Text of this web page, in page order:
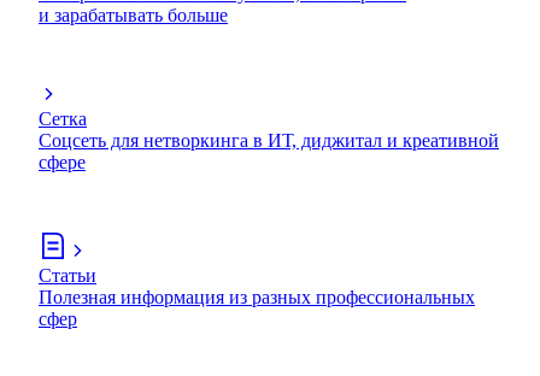
и зарабатывать больше
Сетка
Соцсеть для нетворкинга в ИТ, диджитал и креативной
сфере
Статьи
Полезная информация из разных профессиональных
сфер